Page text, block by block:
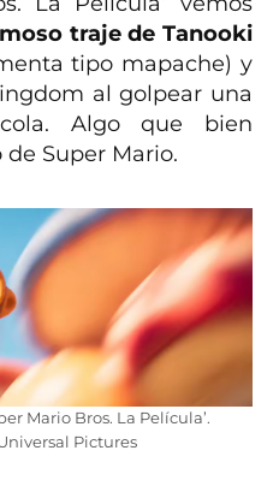
traje de Tanooki
tipo mapache) y
al golpear una
Algo que bien
Super Mario.
Mario Bros. La Película’.
Pictures